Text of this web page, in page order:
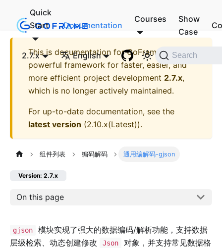
Quick
Start
Documentation
Courses
Show
Case
2.7.x English Search
This is documentation forGoFrame - A
powerful framework for faster, easier, and
more efficient project development 2.7.x,
which is no longer actively maintained.
For up-to-date documentation, see the
latest version (2.10.x(Latest)).
组件列表 编码解码 通用编解码-gjson
Version: 2.7.x
On this page
gjson
模块实现了强大的数据编码/解析功能，支持数据
层级检索、动态创建修改
Json
对象，并支持常见数据格